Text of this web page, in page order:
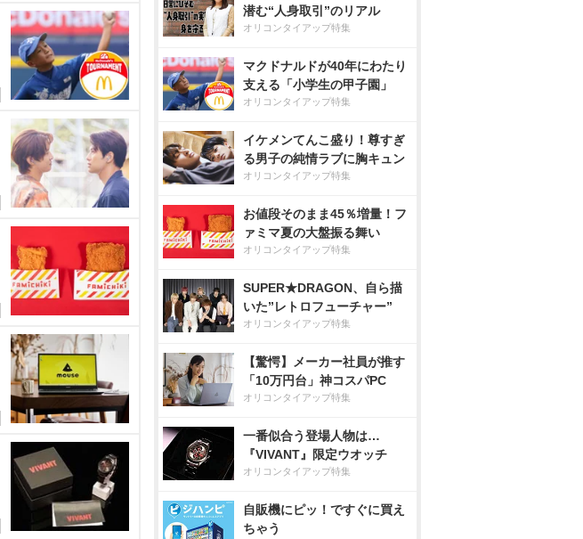
潜む“人身取引”のリアル
オリコンタイアップ特集
マクドナルドが40年にわたり
支える「小学生の甲子園」
オリコンタイアップ特集
イケメンてんこ盛り！尊すぎ
る男子の純情ラブに胸キュン
オリコンタイアップ特集
お値段そのまま45％増量！フ
ァミマ夏の大盤振る舞い
オリコンタイアップ特集
SUPER★DRAGON、自ら描
いた”レトロフューチャー”
オリコンタイアップ特集
【驚愕】メーカー社員が推す
「10万円台」神コスパPC
オリコンタイアップ特集
一番似合う登場人物は…
『VIVANT』限定ウオッチ
オリコンタイアップ特集
自販機にピッ！ですぐに買え
ちゃう